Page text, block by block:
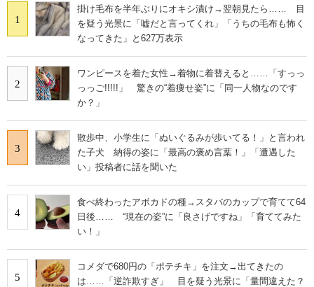
1
掛け毛布を半年ぶりにオキシ漬け→翌朝見たら…… 目
を疑う光景に「嘘だと言ってくれ」「うちの毛布も怖く
なってきた」と627万表示
2
ワンピースを着た女性→着物に着替えると……「すっっ
っっご!!!!!」 驚きの“着痩せ姿”に「同一人物なのです
か？」
3
散歩中、小学生に「ぬいぐるみが歩いてる！」と言われ
た子犬 納得の姿に「最高の褒め言葉！」「遭遇した
い」投稿者に話を聞いた
4
食べ終わったアボカドの種→スタバのカップで育てて64
日後…… “現在の姿”に「良さげですね」「育ててみた
い！」
5
コメダで680円の「ポテチキ」を注文→出てきたの
は……「逆詐欺すぎ」 目を疑う光景に「量間違えた？